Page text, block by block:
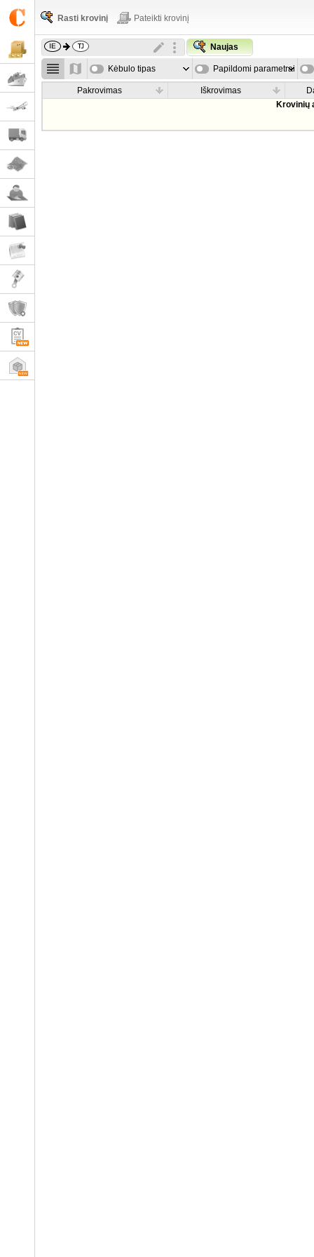
Rasti krovinį Pateikti krovinį
Naujas
Kėbulo tipas Papildomi parametrai
Pakrovimas Iškrovimas
Krovinių